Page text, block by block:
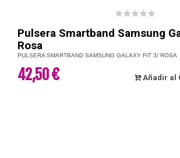
Pulsera Smartband Samsung
Rosa
PULSERA SMARTBAND SAMSUNG GALAXY FIT 3/ ROSA
42,50 € Añadir al